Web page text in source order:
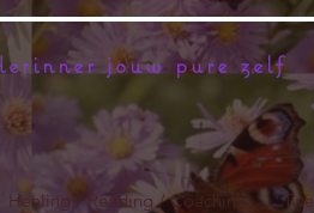
jouw
Healing / Reading / Coaching